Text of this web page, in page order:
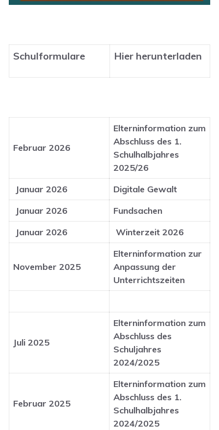
Schulformulare Hier herunterladen
Februar 2026
Elterninformation zum
Abschluss des 1.
Schulhalbjahres
2025/26
Januar 2026
Digitale Gewalt
Januar 2026
Fundsachen
Januar 2026
Winterzeit 2026
November 2025
Elterninformation zur
Anpassung der
Unterrichtszeiten
Juli 2025
Elterninformation zum
Abschluss des
Schuljahres
2024/2025
Februar 2025
Elterninformation zum
Abschluss des 1.
Schulhalbjahres
2024/2025